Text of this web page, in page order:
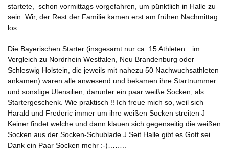
startete, schon vormittags vorgefahren, um pünktlich in Halle zu
sein. Wir, der Rest der Familie kamen erst am frühen Nachmittag
los.
Die Bayerischen Starter (insgesamt nur ca. 15 Athleten…im
Vergleich zu Nordrhein Westfalen, Neu Brandenburg oder
Schleswig Holstein, die jeweils mit nahezu 50 Nachwuchsathleten
ankamen) waren alle anwesend und bekamen ihre Startnummer
und sonstige Utensilien, darunter ein paar weiße Socken, als
Startergeschenk. Wie praktisch !! Ich freue mich so, weil sich
Harald und Frederic immer um ihre weißen Socken streiten J
Keiner findet welche und dann klauen sich gegenseitig die weißen
Socken aus der Socken-Schublade J Seit Halle gibt es Gott sei
Dank ein Paar Socken mehr :-)……..